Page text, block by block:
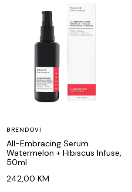
BRENDOVI
All-Embracing Serum
Watermelon + Hibiscus Infuse,
50ml
242,00 KM